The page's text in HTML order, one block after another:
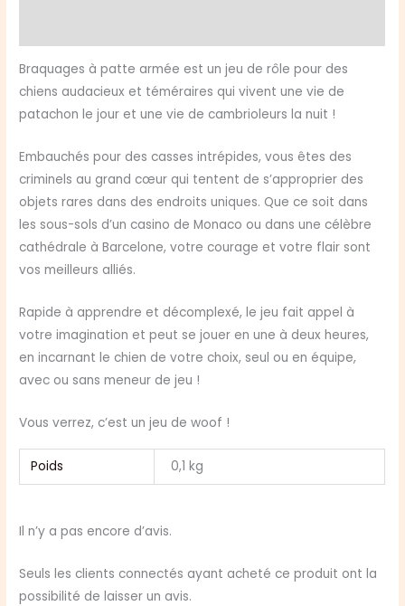
Braquages à patte armée est un jeu de rôle pour des
chiens audacieux et téméraires qui vivent une vie de
patachon le jour et une vie de cambrioleurs la nuit !
Embauchés pour des casses intrépides, vous êtes des
criminels au grand cœur qui tentent de s’approprier des
objets rares dans des endroits uniques. Que ce soit dans
les sous-sols d’un casino de Monaco ou dans une célèbre
cathédrale à Barcelone, votre courage et votre flair sont
vos meilleurs alliés.
Rapide à apprendre et décomplexé, le jeu fait appel à
votre imagination et peut se jouer en une à deux heures,
en incarnant le chien de votre choix, seul ou en équipe,
avec ou sans meneur de jeu !
Vous verrez, c’est un jeu de woof !
Poids 0,1 kg
Il n’y a pas encore d’avis.
Seuls les clients connectés ayant acheté ce produit ont la
possibilité de laisser un avis.